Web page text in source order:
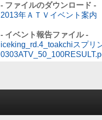
- ファイルのダウンロード -
2013年ＡＴＶイベント案内
- イベント報告ファイル -
iceking_rd.4_toakchiスプリ